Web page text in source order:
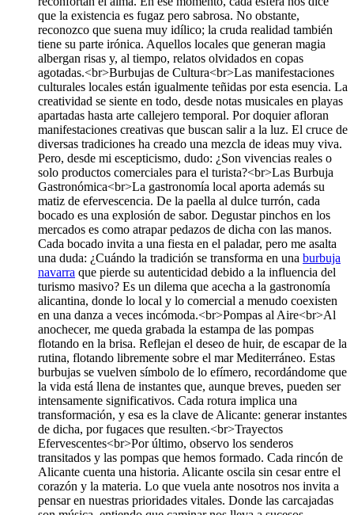
que la existencia es fugaz pero sabrosa. No obstante,
reconozco que suena muy idílico; la cruda realidad también
tiene su parte irónica. Aquellos locales que generan magia
albergan risas y, al tiempo, relatos olvidados en copas
agotadas.<br>Burbujas de Cultura<br>Las manifestaciones
culturales locales están igualmente teñidas por esta esencia. La
creatividad se siente en todo, desde notas musicales en playas
apartadas hasta arte callejero temporal. Por doquier afloran
manifestaciones creativas que buscan salir a la luz. El cruce de
diversas tradiciones ha creado una mezcla de ideas muy viva.
Pero, desde mi escepticismo, dudo: ¿Son vivencias reales o
solo productos comerciales para el turista?<br>Las Burbuja
Gastronómica<br>La gastronomía local aporta además su
matiz de efervescencia. De la paella al dulce turrón, cada
bocado es una explosión de sabor. Degustar pinchos en los
mercados es como atrapar pedazos de dicha con las manos.
Cada bocado invita a una fiesta en el paladar, pero me asalta
una duda: ¿Cuándo la tradición se transforma en una burbuja
navarra que pierde su autenticidad debido a la influencia del
turismo masivo? Es un dilema que acecha a la gastronomía
alicantina, donde lo local y lo comercial a menudo coexisten
en una danza a veces incómoda.<br>Pompas al Aire<br>Al
anochecer, me queda grabada la estampa de las pompas
flotando en la brisa. Reflejan el deseo de huir, de escapar de la
rutina, flotando libremente sobre el mar Mediterráneo. Estas
burbujas se vuelven símbolo de lo efímero, recordándome que
la vida está llena de instantes que, aunque breves, pueden ser
intensamente significativos. Cada rotura implica una
transformación, y esa es la clave de Alicante: generar instantes
de dicha, por fugaces que resulten.<br>Trayectos
Efervescentes<br>Por último, observo los senderos
transitados y las pompas que hemos formado. Cada rincón de
Alicante cuenta una historia. Alicante oscila sin cesar entre el
corazón y la materia. Lo que vuela ante nosotros nos invita a
pensar en nuestras prioridades vitales. Donde las carcajadas